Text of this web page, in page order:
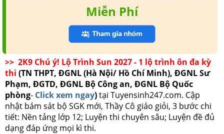
Miễn Phí
>> 2K9 Chú ý! Lộ Trình Sun 2027 - 1 lộ trình ôn đa kỳ
thi (TN THPT, ĐGNL (Hà Nội/ Hồ Chí Minh), ĐGNL Sư
Phạm, ĐGTD, ĐGNL Bộ Công an, ĐGNL Bộ Quốc
phòng- Click xem ngay)tại Tuyensinh247.com. Cập
nhật bám sát bộ SGK mới, Thầy Cô giáo giỏi, 3 bước chi
tiết: Nền tảng lớp 12; Luyện thi chuyên sâu; Luyện đề đủ
dạng đáp ứng mọi kì thi.